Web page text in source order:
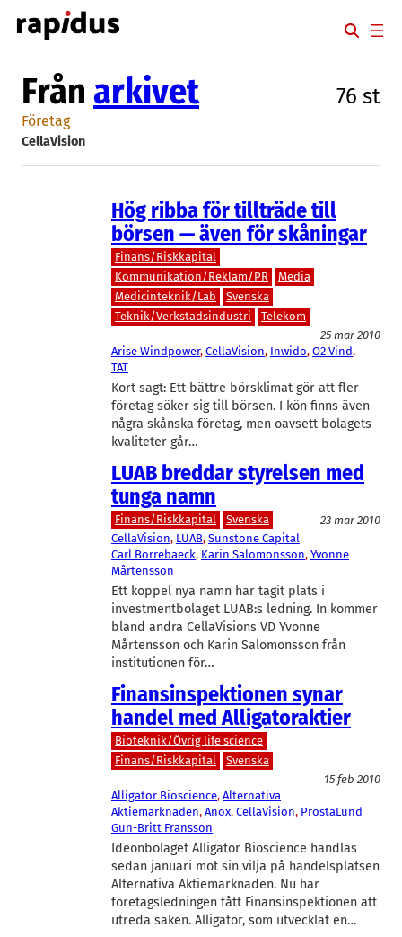
Hoppa
till
Från arkivet 76 st
Företag
CellaVision
Hög ribba för tillträde till
börsen — även för skåningar
Finans/Riskkapital
Kommunikation/Reklam/PR
Media
Medicinteknik/Lab
Svenska
Teknik/Verkstadsindustri
Telekom
25 mar 2010
Arise Windpower, CellaVision, Inwido, O2 Vind
TAT
Kort sagt: Ett bättre börsklimat gör att fler
företag söker sig till börsen. I kön finns även
några skånska företag, men oavsett bolagets
kvaliteter går…
LUAB breddar styrelsen med
tunga namn
Finans/Riskkapital Svenska
23 mar 2010
CellaVision, LUAB, Sunstone Capital
Carl Borrebaeck, Karin Salomonsson, Yvonne
Mårtensson
Ett koppel nya namn har tagit plats i
investmentbolaget LUAB:s ledning. In kommer
bland andra CellaVisions VD Yvonne
Mårtensson och Karin Salomonsson från
institutionen för…
Finansinspektionen synar
handel med Alligatoraktier
Bioteknik/Övrig life science
Finans/Riskkapital
Svenska
15 feb 2010
Alligator Bioscience, Alternativa
Aktiemarknaden, Anox, CellaVision, ProstaLund
Gun-Britt Fransson
Ideonbolaget Alligator Bioscience handlas
sedan januari mot sin vilja på handelsplatsen
Alternativa Aktiemarknaden. Nu har
företagsledningen fått Finansinspektionen att
utreda saken. Alligator, som utvecklat en…